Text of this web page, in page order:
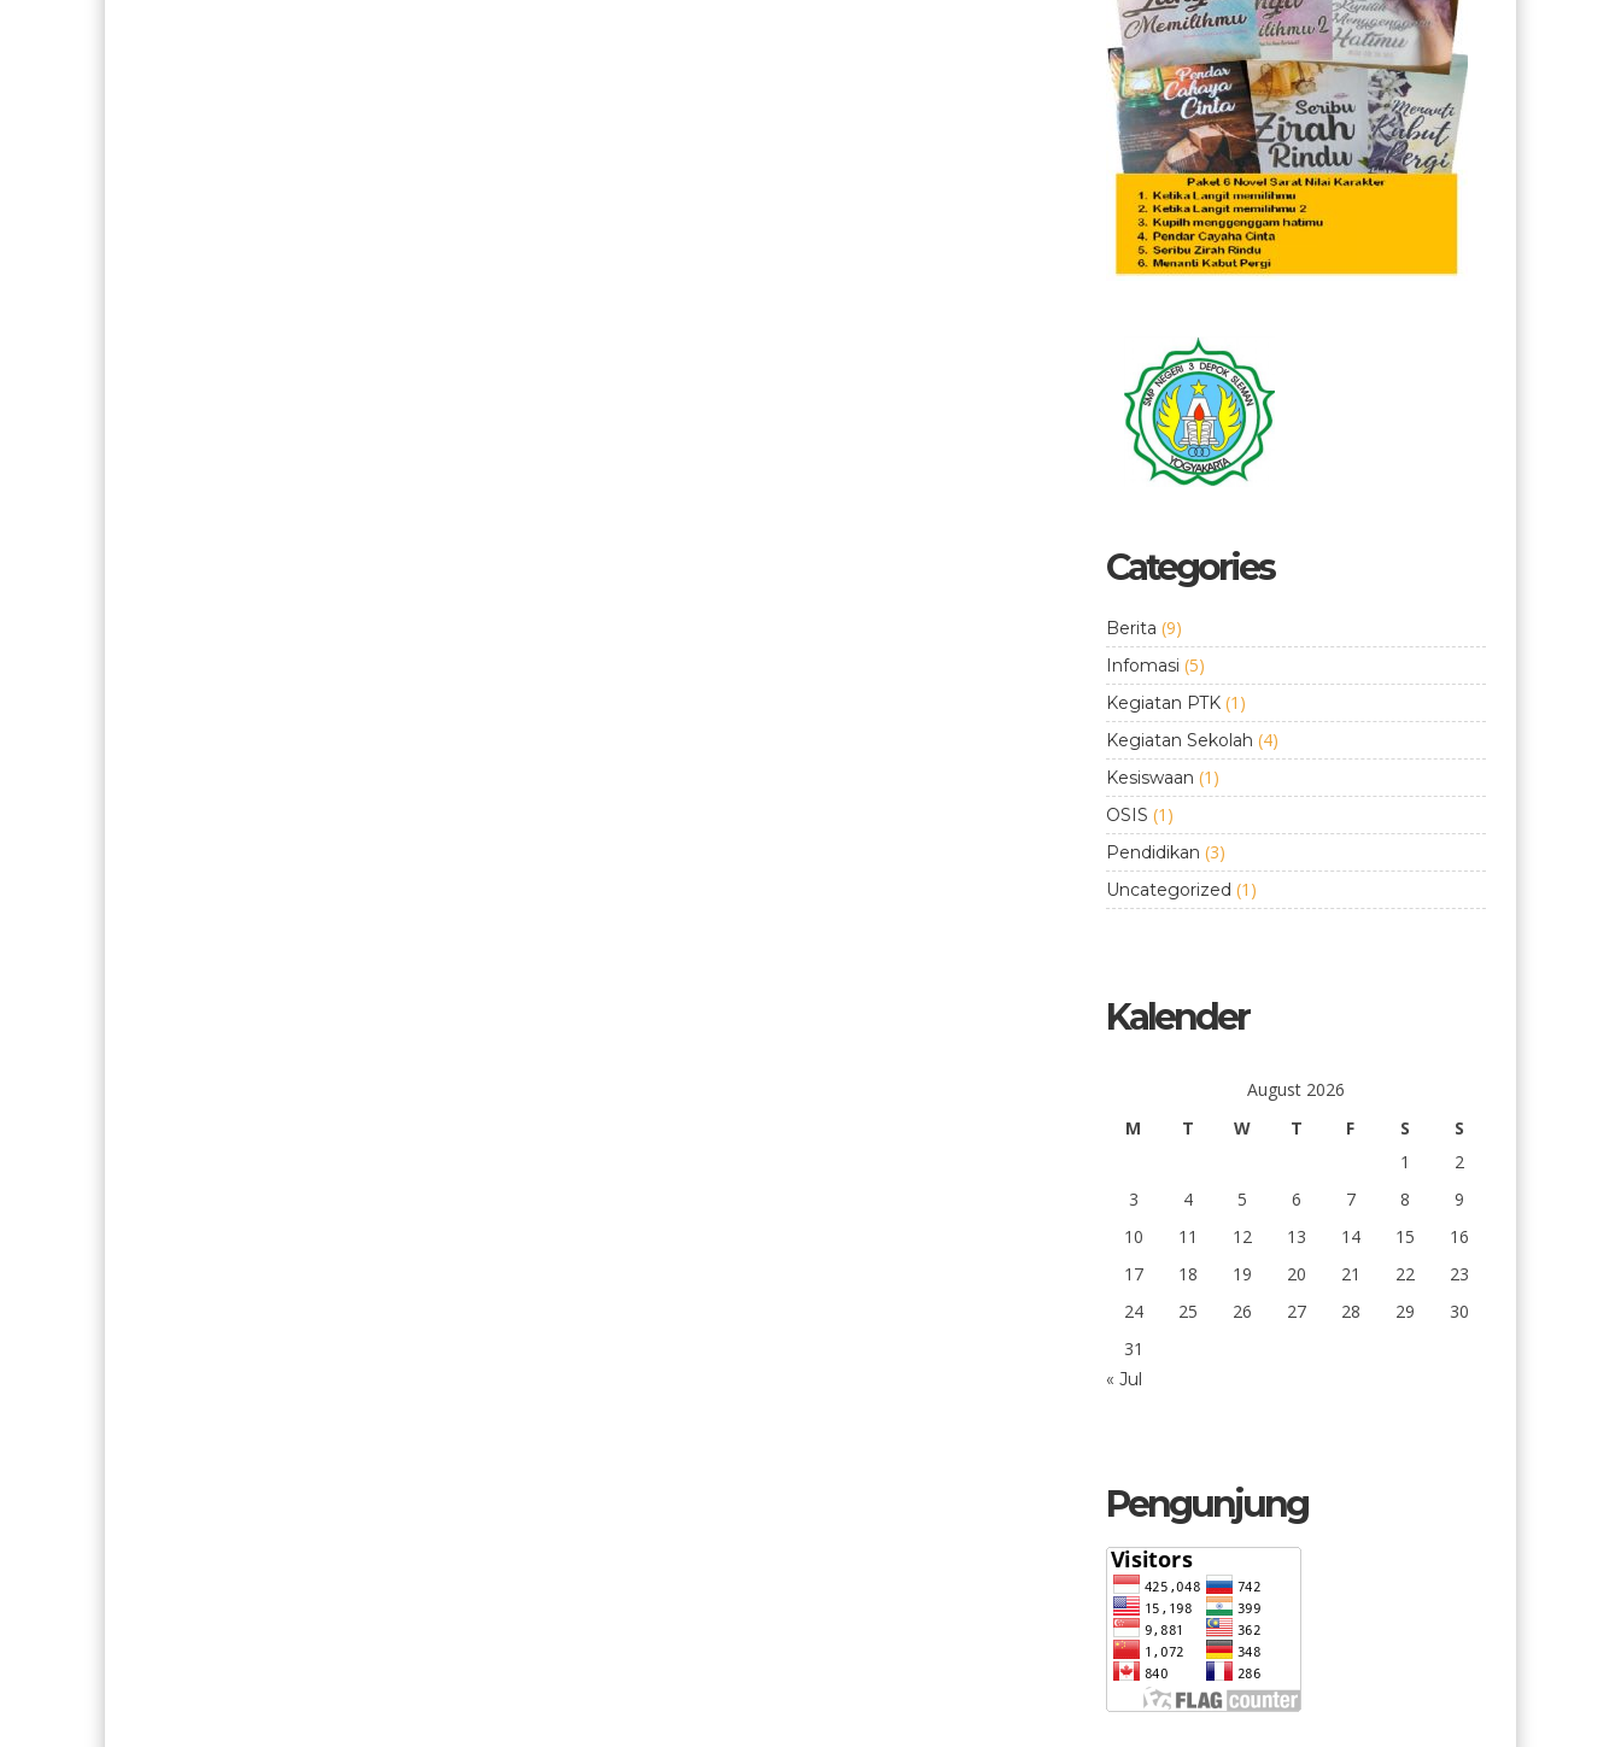
Categories
Berita (9)
Infomasi (5)
Kegiatan PTK (1)
Kegiatan Sekolah (4)
Kesiswaan (1)
OSIS (1)
Pendidikan (3)
Uncategorized (1)
Kalender
August 2026
M
T W T F S
S
1
2
3
4 5 6 7 8
9
10
11 12 13 14 15
16
17
18 19 20 21 22
23
24
25 26 27 28 29
30
31
« Jul
Pengunjung